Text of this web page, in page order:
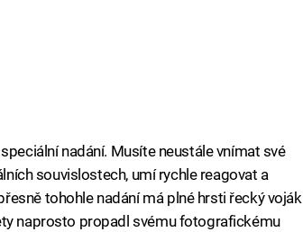
nadání. Musíte neustále vnímat své
souvislostech, umí rychle reagovat a
tohohle nadání má plné hrsti řecký voják
naprosto propadl svému fotografickému